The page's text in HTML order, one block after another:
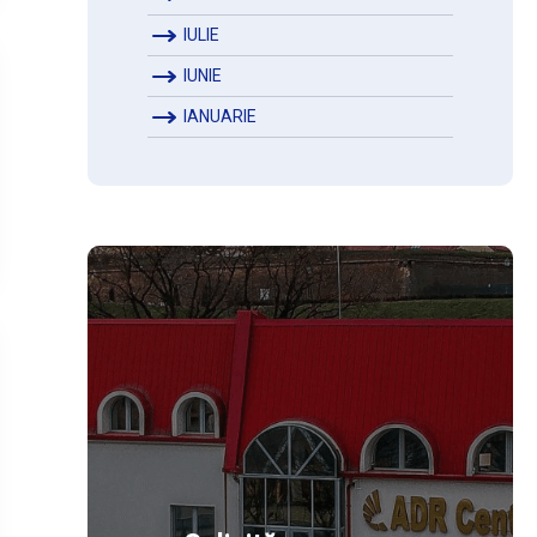
IULIE
IUNIE
IANUARIE